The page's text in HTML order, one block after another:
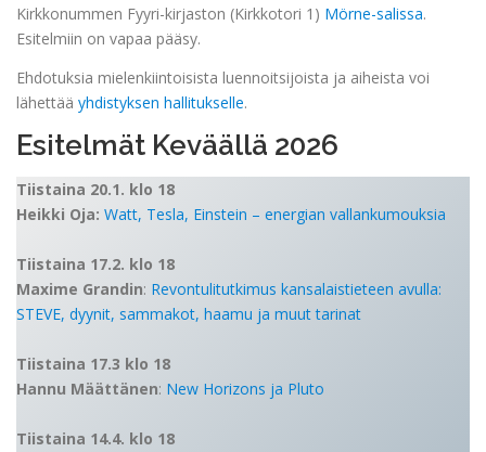
Kirkkonummen Fyyri-kirjaston (Kirkkotori 1) Mörne-salissa.
Esitelmiin on vapaa pääsy.
Ehdotuksia mielenkiintoisista luennoitsijoista ja aiheista voi
lähettää yhdistyksen hallitukselle.
Esitelmät Keväällä 2026
Tiistaina 20.1. klo 18
Heikki Oja: Watt, Tesla, Einstein – energian vallankumouksia
Tiistaina 17.2. klo 18
Maxime Grandin: Revontulitutkimus kansalaistieteen avulla:
STEVE, dyynit, sammakot, haamu ja muut tarinat
Tiistaina 17.3 klo 18
Hannu Määttänen: New Horizons ja Pluto
Tiistaina 14.4. klo 18